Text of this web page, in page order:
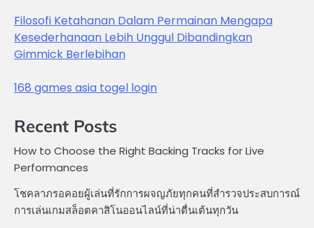
Filosofi Ketahanan Dalam Permainan Mengapa
Kesederhanaan Lebih Unggul Dibandingkan
Gimmick Berlebihan
168 games asia togel login
Recent Posts
How to Choose the Right Backing Tracks for Live
Performances
โชคลาภรอคอยผู้เล่นที่รักการผจญภัยทุกคนที่สำรวจประสบการณ์
การเล่นเกมสล็อตคาสิโนออนไลน์ที่น่าตื่นเต้นทุกวัน